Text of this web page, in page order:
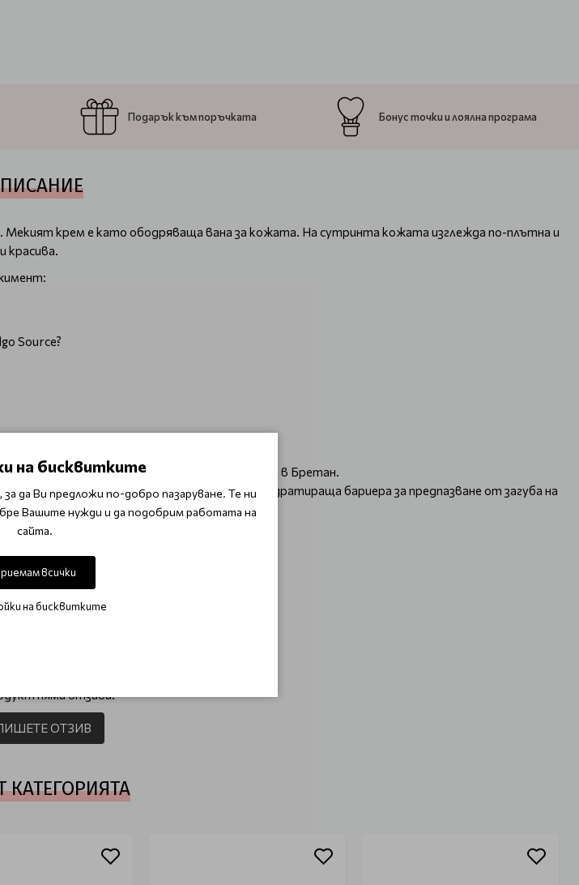
Подарък към поръчката Бонус точки и лоялна програма
крем е като ободряваща вана за кожата. На сутринта кожата изглежда по-плътна и
красива.
Source?
на крайбрежието на розовия гранит в Бретан.
от морски водорасли осигурява хидратираща бариера за предпазване от загуба на
няма отзиви.
ОТЗИВ
КАТЕГОРИЯТА
на бисквитките
да Ви предложи по-добро пазаруване. Те ни
Вашите нужди и да подобрим работата на
сайта.
всички
на бисквитките